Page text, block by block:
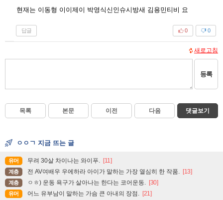
현재는 이동형 이이제이 박영식신인슈시방새 김용민티비 요
답글 0
0
새로고침
등록
목록 본문 이전 다음 댓글보기
ㅇㅇㄱ 지금 뜨는 글
유머 무려 30살 차이나는 와이푸. [11]
계층 전 AV여배우 우에하라 아이가 말하는 가장 열심히 한 작품. [13]
계층 ㅇㅎ) 운동 욕구가 살아나는 한다는 코어운동. [30]
유머 어느 유부남이 말하는 가슴 큰 아내의 장점. [21]